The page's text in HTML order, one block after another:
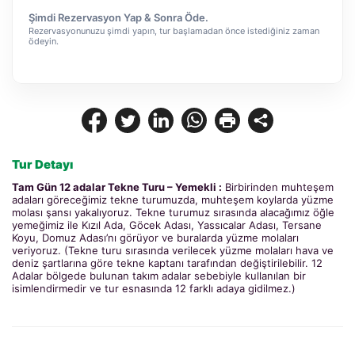
Tur Detayı
Tam Gün 12 adalar Tekne Turu – Yemekli : Birbirinden muhteşem
adaları göreceğimiz tekne turumuzda, muhteşem koylarda yüzme
molası şansı yakalıyoruz. Tekne turumuz sırasında alacağımız öğle
yemeğimiz ile Kızıl Ada, Göcek Adası, Yassıcalar Adası, Tersane
Koyu, Domuz Adası’nı görüyor ve buralarda yüzme molaları
veriyoruz. (Tekne turu sırasında verilecek yüzme molaları hava ve
deniz şartlarına göre tekne kaptanı tarafından değiştirilebilir. 12
Adalar bölgede bulunan takım adalar sebebiyle kullanılan bir
isimlendirmedir ve tur esnasında 12 farklı adaya gidilmez.)
Şimdi Rezervasyon Yap & Sonra Öde.
Rezervasyonunuzu şimdi yapın, tur başlamadan önce istediğiniz zaman
ödeyin.